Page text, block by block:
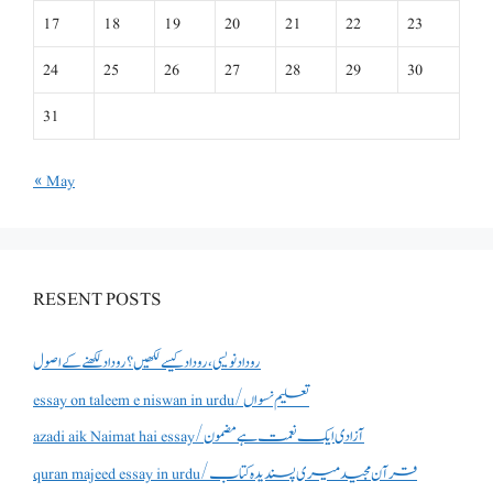
17
18 19 20 21 22
23
24
25 26 27 28 29
30
31
« May
RESENT POSTS
روداد نویسی ،روداد کیسے لکھیں؟ روداد لکھنے کے اصول
essay on taleem e niswan in urdu/تعلیم نسواں
azadi aik Naimat hai essay/آزادی ایک نعمت ہے مضمون
quran majeed essay in urdu/قرآن مجید میری پسندیدہ کتاب